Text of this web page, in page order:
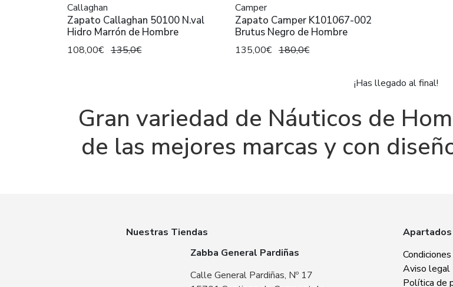
Callaghan
Zapato Callaghan 50100 N.val
Hidro Marrón de Hombre
108,00€ 135,0€
Camper
Zapato Camper K101067-002
Brutus Negro de Hombre
135,00€ 180,0€
¡Has llegado al final!
Gran variedad de Náuticos de
de las mejores marcas y con
Nuestras Tiendas
Zabba General Pardiñas
Calle General Pardiñas, Nº 17
Aviso legal
Política de